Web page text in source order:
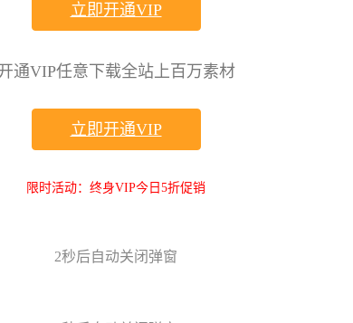
立即开通VIP
通VIP任意下载全站上百万素材
立即开通VIP
限时活动：终身VIP今日5折促销
2秒后自动关闭弹窗